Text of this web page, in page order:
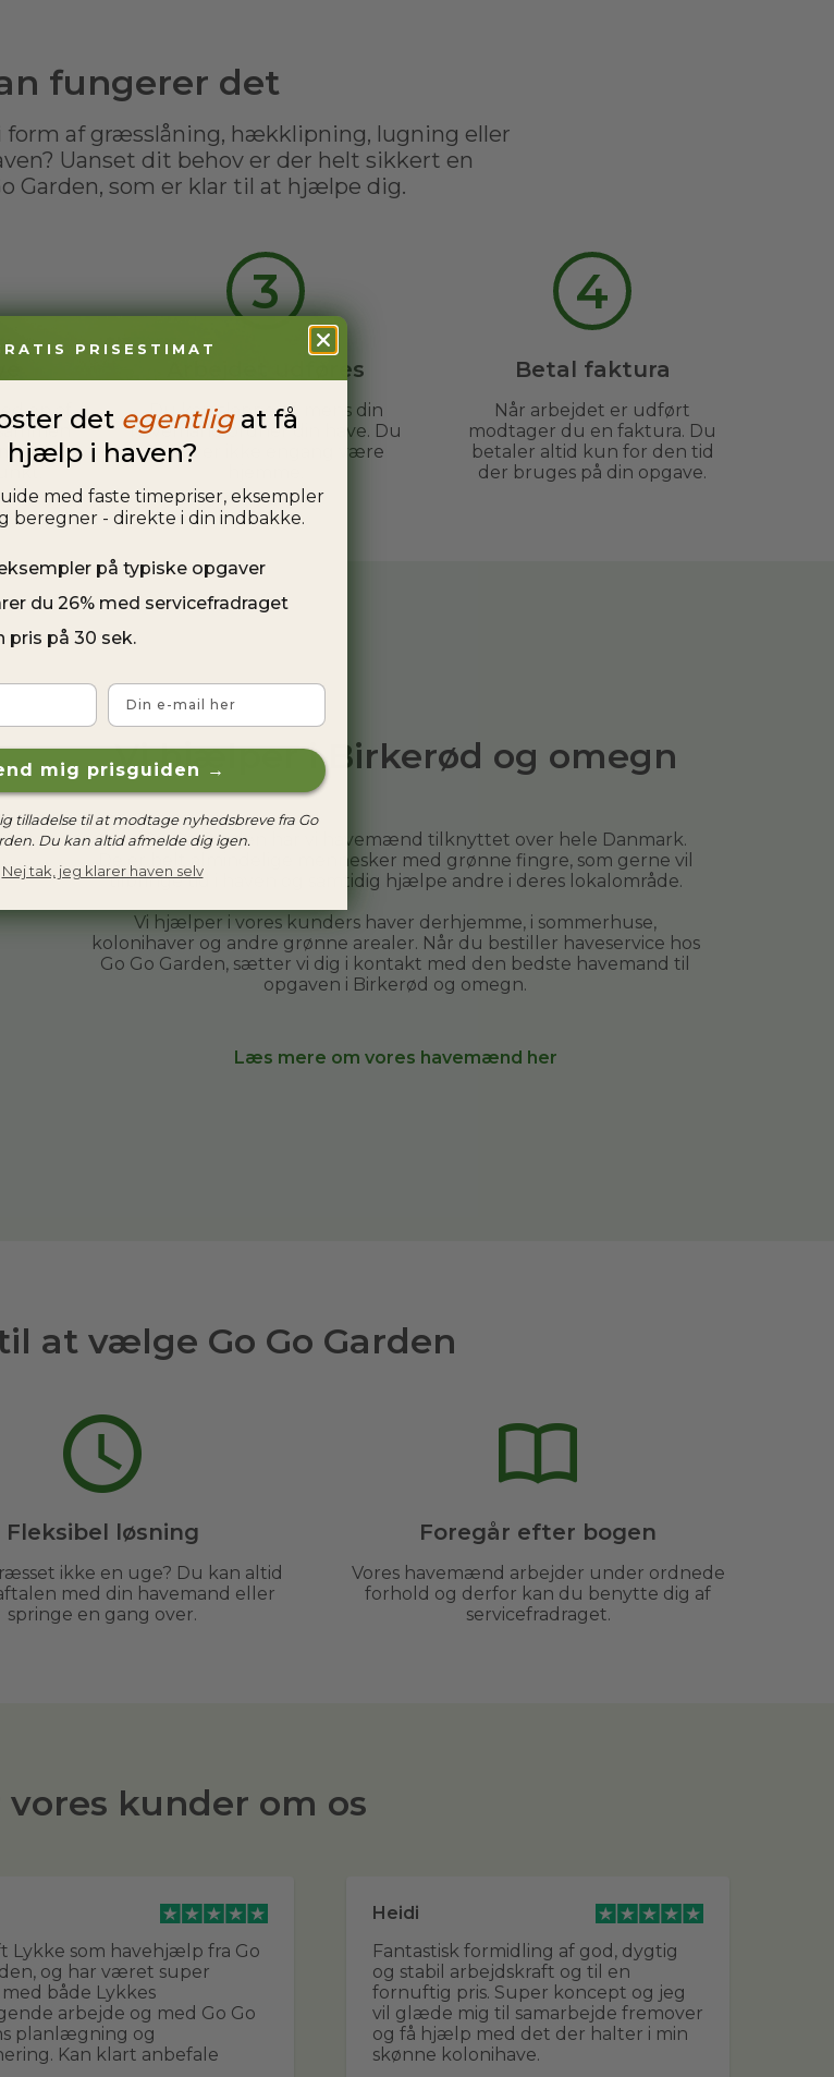
fungerer det
form af græsslåning, hækklipning, lugning eller
Uanset dit behov er der helt sikkert en
Garden, som er klar til at hjælpe dig.
en af
og
3
Arbejdet udføres
Du kan slappe af, mens din
havemand ordner din have. Du
behøver ikke engang være
4
Betal faktura
Når arbejdet er udført
modtager du en faktura. Du
betaler altid kun for den tid
der bruges på din opgave.
Vi hjælper i Birkerød og omegn
Hos Go Go Garden har vi havemænd tilknyttet over hele Danmark.
De er helt almindelige mennesker med grønne fingre, som gerne vil
tilbringe tid i haven og samtidig hjælpe andre i deres lokalområde.
Vi hjælper i vores kunders haver derhjemme, i sommerhuse,
kolonihaver og andre grønne arealer. Når du bestiller haveservice hos
Go Go Garden, sætter vi dig i kontakt med den bedste havemand til
opgaven i Birkerød og omegn.
Læs mere om vores havemænd her
at vælge Go Go Garden
Fleksibel løsning
ikke en uge? Du kan altid
med din havemand eller
springe en gang over.
Foregår efter bogen
Vores havemænd arbejder under ordnede
forhold og derfor kan du benytte dig af
servicefradraget.
vores kunder om os
Lykke som havehjælp fra Go
og har været super
både Lykkes
arbejde og med Go Go
planlægning og
Kan klart anbefale
Heidi
Fantastisk formidling af god, dygtig
og stabil arbejdskraft og til en
fornuftig pris. Super koncept og jeg
vil glæde mig til samarbejde fremover
og få hjælp med det der halter i min
skønne kolonihave.
PRISESTIMAT
det egentligat få
hjælp i haven?
med faste timepriser, eksempler
beregner - direkte i din indbakke.
på typiske opgaver
du 26% med servicefradraget
pris på 30 sek.
Email
mig prisguiden →
tilladelse til at modtage nyhedsbreve fra Go
Du kan altid afmelde dig igen.
Nej tak, jeg klarer haven selv